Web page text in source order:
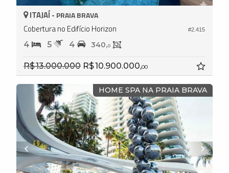
#2.415
ITAJAÍ - PRAIA BRAVA
Cobertura no Edifício Horizon
4 5 4 340,0
R$ 13.000.000 R$ 10.900.000,00
HOME SPA NA PRAIA BRAVA